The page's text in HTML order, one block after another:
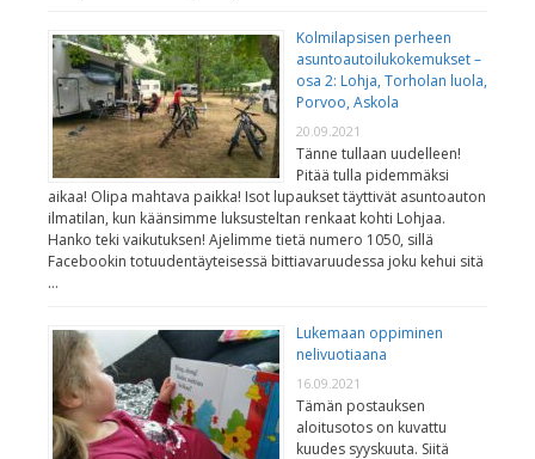
Kolmilapsisen perheen
asuntoautoilukokemukset –
osa 2: Lohja, Torholan luola,
Porvoo, Askola
20.09.2021
Tänne tullaan uudelleen!
Pitää tulla pidemmäksi
aikaa! Olipa mahtava paikka! Isot lupaukset täyttivät asuntoauton
ilmatilan, kun käänsimme luksusteltan renkaat kohti Lohjaa.
Hanko teki vaikutuksen! Ajelimme tietä numero 1050, sillä
Facebookin totuudentäyteisessä bittiavaruudessa joku kehui sitä
…
Lukemaan oppiminen
nelivuotiaana
16.09.2021
Tämän postauksen
aloitusotos on kuvattu
kuudes syyskuuta. Siitä